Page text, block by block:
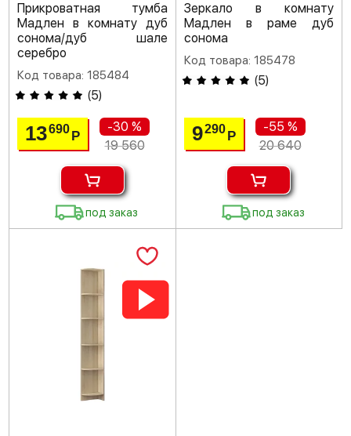
Прикроватная тумба
Мадлен в комнату дуб
сонома/дуб шале
серебро
Код товара: 185484
(5)
13690Р
-30 %
19 560
под заказ
Зеркало в комнату
Мадлен в раме дуб
сонома
Код товара: 185478
(5)
9290 Р
-55 %
20 640
под заказ